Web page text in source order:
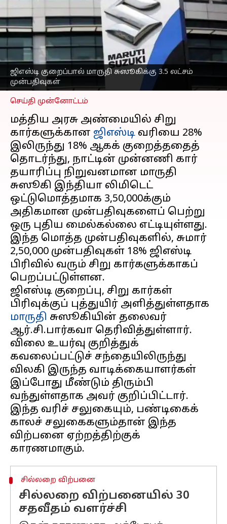
ஜிஎஸ்டி குறைப்பால் மாருதி சுஸூகிக்கு 3.5 லட்சம்
முன்பதிவுகள்
எழுச்சி; ஜிஎஸ்டி
குறைப்பால் மாருதி
சுஸூகிக்கு 3.5 லட்சம்
முன்பதிவுகள்
எழுதியவர் Sekar Chinnappan Nov 01, 2025 12:31 pm
செய்தி முன்னோட்டம்
மத்திய அரசு அண்மையில் சிறு
கார்களுக்கான ஜிஎஸ்டி வரியை 28%
இலிருந்து 18% ஆகக் குறைத்ததைத்
தொடர்ந்து, நாட்டின் முன்னணி கார்
தயாரிப்பு நிறுவனமான மாருதி
சுஸூகி இந்தியா லிமிடெட்
ஒட்டுமொத்தமாக 3,50,000க்கும்
அதிகமான முன்பதிவுகளைப் பெற்று
ஒரு புதிய மைல்கல்லை எட்டியுள்ளது.
இந்த மொத்த முன்பதிவுகளில், சுமார்
2,50,000 முன்பதிவுகள் 18% ஜிஎஸ்டி
பிரிவில் வரும் சிறு கார்களுக்காகப்
பெறப்பட்டுள்ளன.
ஜிஎஸ்டி குறைப்பு, சிறு கார்கள்
பிரிவுக்குப் புத்துயிர் அளித்துள்ளதாக
மாருதி சுஸூகியின் தலைவர்
ஆர்.சி.பார்கவா தெரிவித்துள்ளார்.
விலை உயர்வு குறித்துக்
கவலைப்பட்டுச் சந்தையிலிருந்து
விலகி இருந்த வாடிக்கையாளர்கள்
இப்போது மீண்டும் திரும்பி
வந்துள்ளதாக அவர் குறிப்பிட்டார்.
இந்த வரிச் சலுகையும், பண்டிகைக்
காலச் சலுகைகளும்தான் இந்த
விற்பனை ஏற்றத்திற்குக்
சில்லறை விற்பனை
சில்லறை விற்பனையில் 30
சதவீதம் வளர்ச்சி